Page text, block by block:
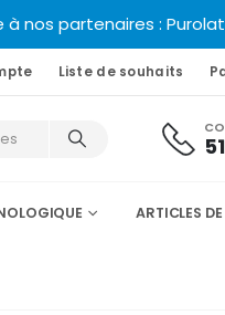
partenaires :
Liste de souhaits
ARTICLES